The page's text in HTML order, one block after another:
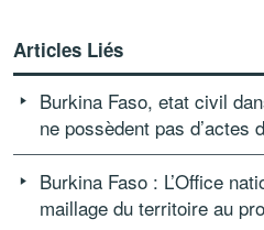
Articles Liés
Burkina Faso, etat civil
ne possèdent pas d’actes
Burkina Faso : L’Office
maillage du territoire au